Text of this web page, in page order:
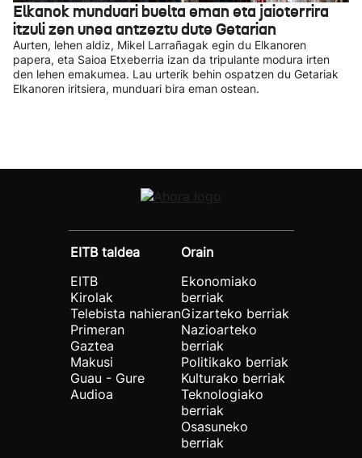
Elkanok munduari buelta eman eta jaioterrira
itzuli zen unea antzeztu dute Getarian
Aurten, lehen aldiz, Mikel Larrañagak egin du Elkanoren
papera, eta Saioa Etxeberria izan da tripulante modura irten
den lehen emakumea. Lau urterik behin ospatzen du Getariak
Elkanoren iritsiera, munduari bira eman ostean.
EITB taldea
EITB
Kirolak
Telebista nahieran
Primeran
Gaztea
Makusi
Guau - Gure
Audioa
Orain
Ekonomiako
berriak
Gizarteko berriak
Nazioarteko
berriak
Politikako berriak
Kulturako berriak
Teknologiako
berriak
Osasuneko
berriak